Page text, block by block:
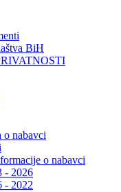
BiH
o nabavci
o nabavci
- 2026
- 2022